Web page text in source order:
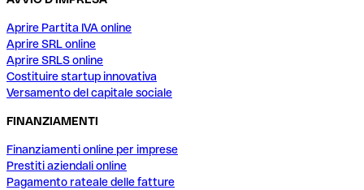
Aprire Partita IVA online
Aprire SRL online
Aprire SRLS online
Costituire startup innovativa
Versamento del capitale sociale
FINANZIAMENTI
Finanziamenti online per imprese
Prestiti aziendali online
Pagamento rateale delle fatture